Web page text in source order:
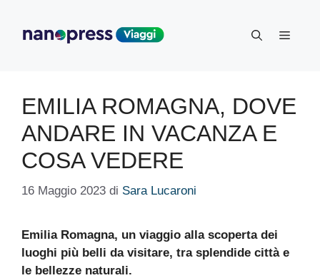
contenuto
Menu
EMILIA ROMAGNA, DOVE
ANDARE IN VACANZA E
COSA VEDERE
16 Maggio 2023 di Sara Lucaroni
Emilia Romagna, un viaggio alla scoperta dei
luoghi più belli da visitare, tra splendide città e
le bellezze naturali.